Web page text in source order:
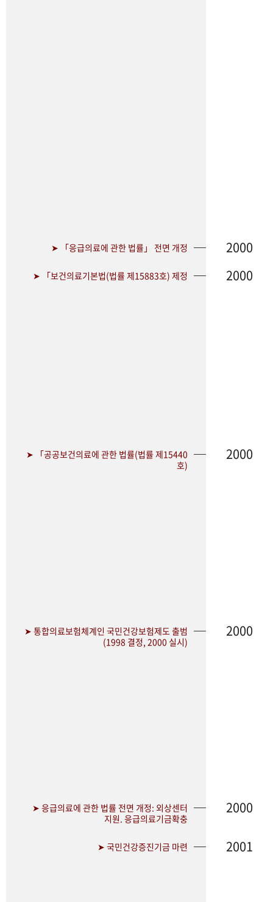
➤ 「응급의료에 관한 법률」 전면 개정 2000
➤ 「보건의료기본법(법률 제15883호) 제정 2000
➤ 「공공보건의료에 관한 법률(법률 제15440
호)
2000
➤ 통합의료보험체계인 국민건강보험제도 출범
(1998 결정, 2000 실시)
2000
➤ 응급의료에 관한 법률 전면 개정: 외상센터
지원. 응급의료기금확충
2000
➤ 국민건강증진기금 마련 2001